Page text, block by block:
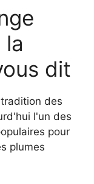
dit
des
l'un des
pour
plumes